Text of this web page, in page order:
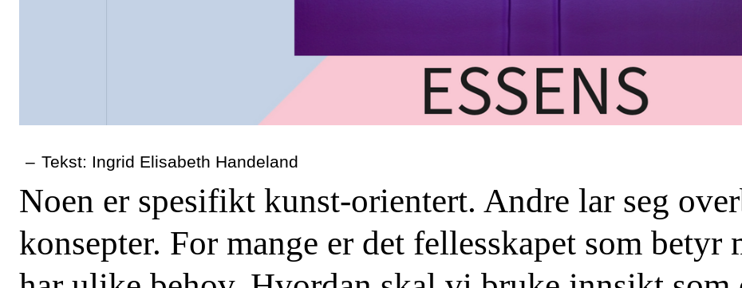
– Tekst: Ingrid Elisabeth Handeland
Noen er spesifikt kunst-orientert. Andre lar seg
konsepter. For mange er det fellesskapet som betyr